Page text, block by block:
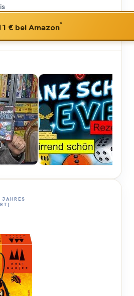
€ bei Amazon*
SpieleBlog
JAHRES